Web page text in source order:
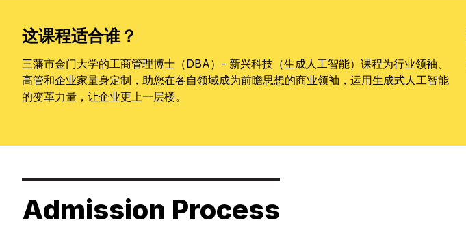
这课程适合谁？
三藩市金门大学的工商管理博士（DBA）- 新兴科技（生成人工智能）课程为行业领袖、
高管和企业家量身定制，助您在各自领域成为前瞻思想的商业领袖，运用生成式人工智能
的变革力量，让企业更上一层楼。
Admission Process